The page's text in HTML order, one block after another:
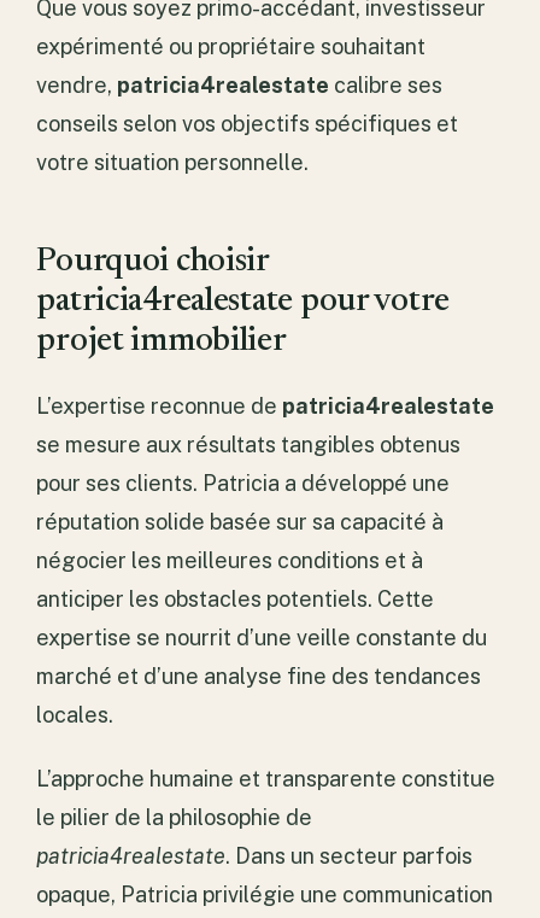
Que vous soyez primo-accédant, investisseur
expérimenté ou propriétaire souhaitant
vendre, patricia4realestate calibre ses
conseils selon vos objectifs spécifiques et
votre situation personnelle.
Pourquoi choisir
patricia4realestate pour votre
projet immobilier
L’expertise reconnue de patricia4realestate
se mesure aux résultats tangibles obtenus
pour ses clients. Patricia a développé une
réputation solide basée sur sa capacité à
négocier les meilleures conditions et à
anticiper les obstacles potentiels. Cette
expertise se nourrit d’une veille constante du
marché et d’une analyse fine des tendances
locales.
L’approche humaine et transparente constitue
le pilier de la philosophie de
patricia4realestate. Dans un secteur parfois
opaque, Patricia privilégie une communication